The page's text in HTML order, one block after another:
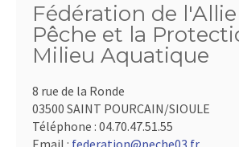
Fédération de
Pêche et la
Milieu Aquatique
8 rue de la Ronde
03500 SAINT POURCAIN/SIOULE
Téléphone : 04.70.47.51.55
Email : federation@peche03.fr